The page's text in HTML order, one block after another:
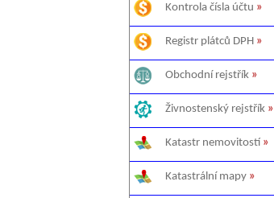
Kontrola čísla účtu »
Registr plátců DPH »
Obchodní rejstřík »
Živnostenský rejstřík »
Katastr nemovitostí »
Katastrální mapy »